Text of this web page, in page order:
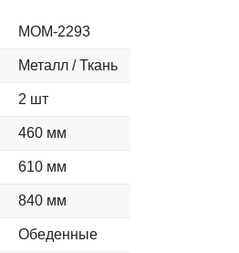
MOM-2293
Металл / Ткань
2 шт
460 мм
610 мм
840 мм
Обеденные